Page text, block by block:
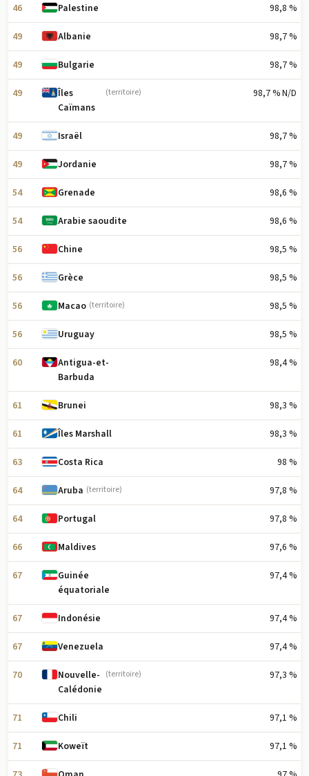
46 Palestine 98,8 %
49 Albanie 98,7 %
49 Bulgarie 98,7 %
49
Îles
Caïmans
(territoire) 98,7 % N/D
49 Israël 98,7 %
49 Jordanie 98,7 %
54 Grenade 98,6 %
54 Arabie saoudite 98,6 %
56 Chine 98,5 %
56 Grèce 98,5 %
56 Macao (territoire) 98,5 %
56 Uruguay 98,5 %
60
Antigua-et-
Barbuda
98,4 %
61 Brunei 98,3 %
61 Îles Marshall 98,3 %
63 Costa Rica 98 %
64 Aruba (territoire) 97,8 %
64 Portugal 97,8 %
66 Maldives 97,6 %
67
Guinée
équatoriale
97,4 %
67 Indonésie 97,4 %
67 Venezuela 97,4 %
70
Nouvelle-
Calédonie
(territoire) 97,3 %
71 Chili 97,1 %
71 Koweït 97,1 %